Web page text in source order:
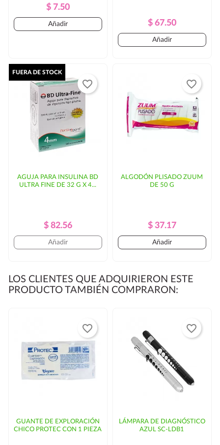
Precio
Regular
Precio
$ 7.50
Añadir
Precio
Regular
Precio
$ 67.50
Añadir
AGUJA PARA INSULINA BD
ULTRA FINE DE 32 G X 4...
Precio
Regular
Precio
$ 82.56
FUERA DE STOCK
Añadir
favorite_border
ALGODÓN PLISADO ZUUM
DE 50 G
Precio
Regular
Precio
$ 37.17
Añadir
favorite_border
LOS CLIENTES QUE ADQUIRIERON ESTE
PRODUCTO TAMBIÉN COMPRARON:
GUANTE DE EXPLORACIÓN
CHICO PROTEC CON 1 PIEZA
favorite_border
LÁMPARA DE DIAGNÓSTICO
AZUL SC-LDB1
favorite_border